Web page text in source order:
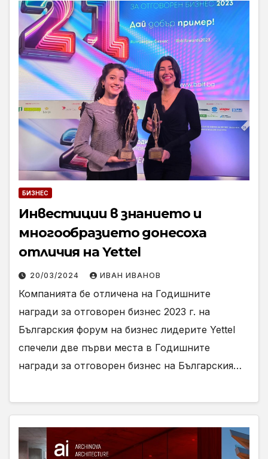
БИЗНЕС
Инвестиции в знанието и
многообразието донесоха
отличия на Yettel
20/03/2024 ИВАН ИВАНОВ
Компанията бе отличена на Годишните
награди за отговорен бизнес 2023 г. на
Българския форум на бизнес лидерите Yettel
спечели две първи места в Годишните
награди за отговорен бизнес на Българския…